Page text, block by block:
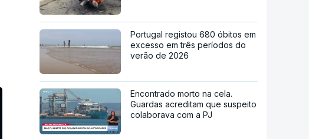
Portugal registou 680 óbitos em
excesso em três períodos do
verão de 2026
Encontrado morto na cela.
Guardas acreditam que suspeito
colaborava com a PJ